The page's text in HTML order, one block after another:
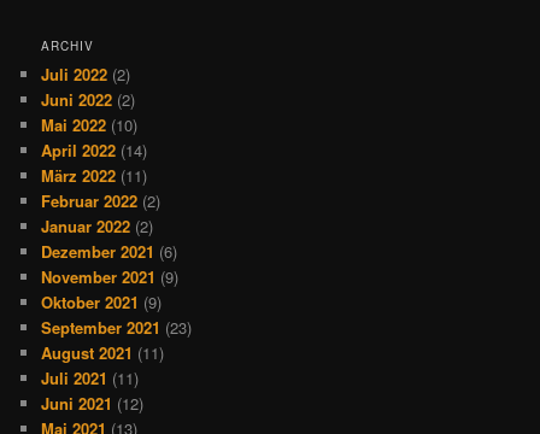
ARCHIV
Juli 2022 (2)
Juni 2022 (2)
Mai 2022 (10)
April 2022 (14)
März 2022 (11)
Februar 2022 (2)
Januar 2022 (2)
Dezember 2021 (6)
November 2021 (9)
Oktober 2021 (9)
September 2021 (23)
August 2021 (11)
Juli 2021 (11)
Juni 2021 (12)
Mai 2021 (13)